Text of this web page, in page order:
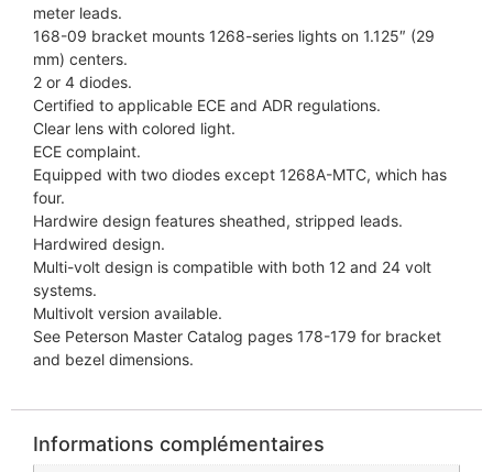
meter leads.
168-09 bracket mounts 1268-series lights on 1.125″ (29
mm) centers.
2 or 4 diodes.
Certified to applicable ECE and ADR regulations.
Clear lens with colored light.
ECE complaint.
Equipped with two diodes except 1268A-MTC, which has
four.
Hardwire design features sheathed, stripped leads.
Hardwired design.
Multi-volt design is compatible with both 12 and 24 volt
systems.
Multivolt version available.
See Peterson Master Catalog pages 178-179 for bracket
and bezel dimensions.
Informations complémentaires